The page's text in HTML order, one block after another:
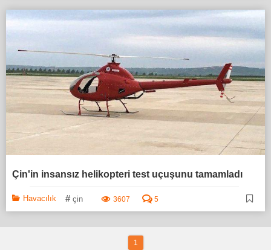
Çin'in insansız helikopteri test uçuşunu tamamladı
Havacılık # çin 3607 5
1